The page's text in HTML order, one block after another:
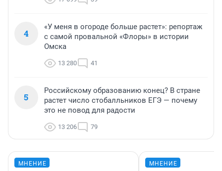
4
«У меня в огороде больше растет»: репортаж
с самой провальной «Флоры» в истории
Омска
13 280 41
5
Российскому образованию конец? В стране
растет число стобалльников ЕГЭ — почему
это не повод для радости
13 206 79
МНЕНИЕ МНЕНИЕ